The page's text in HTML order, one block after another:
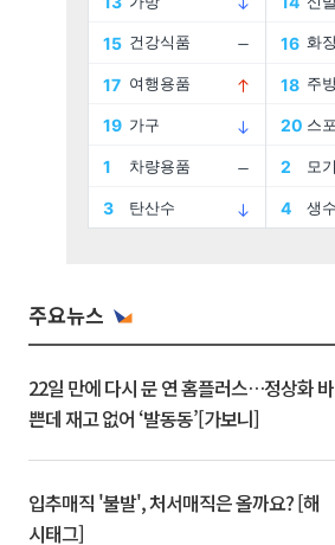
주요뉴스
22일 만에 다시 문 연 홈플러스…정상화 바
쁜데 재고 없어 ‘발동동’[가보니]
입추매직 '불발', 처서매직은 올까요? [해
시태그]